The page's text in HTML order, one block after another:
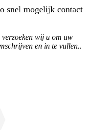
snel mogelijk contact
wij u om uw
en in te vullen..